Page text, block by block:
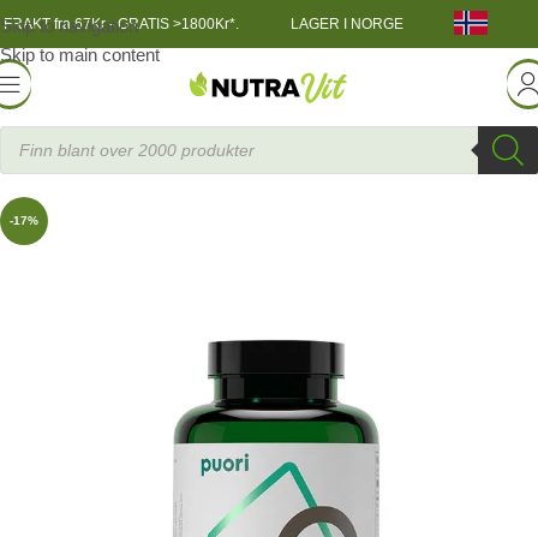
Skip to navigation
Skip to main content
FRAKT fra 67Kr - GRATIS >1800Kr*. LAGER I NORGE
»Post-Workout Recovery»O3 Omega-3, 120 kapsler
-17%